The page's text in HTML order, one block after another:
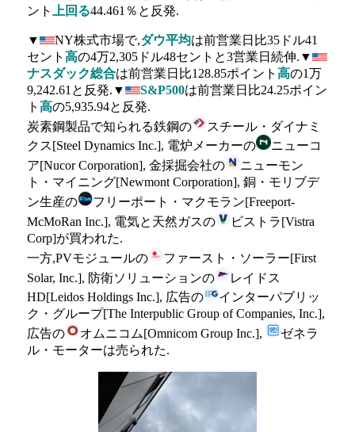
ント
上回る44.461％と反発.
▼ NY株式市場で,ダウ平均は前営業日比35ドル41
セント 高の4万2,305ドル48セントと3営業日続伸.▼
ナスダック総合は前営業日比128.85ポイント 高の1万
9,242.61と反発.▼
S&P500は前営業日比24.25ポイン
ト 高の5,935.94と反発.
炭素鋼製品で知られる鉄鋼の
スチール・ダイナミ
クス[Steel Dynamics Inc.], 電炉メーカーの
ニューコ
ア[Nucor Corporation], 金採掘会社の
ニューモン
ト・マイニング[Newmont Corporation], 銅・モリブデ
ン生産の
フリーポート・マクモラン[Freeport-
McMoRan Inc.], 電気と天然ガスの
ビストラ[Vistra
Corp]が買われた.
一方,PVモジュールの
ファースト・ソーラー[First
Solar, Inc.], 防衛ソリューションの
レイドス
HD[Leidos Holdings Inc.], 広告の
インターパブリッ
ク・グループ[The Interpublic Group of Companies, Inc.],
広告の
オムニコム[Omnicom Group Inc.],
ゼネラ
ル・モーターは売られた.